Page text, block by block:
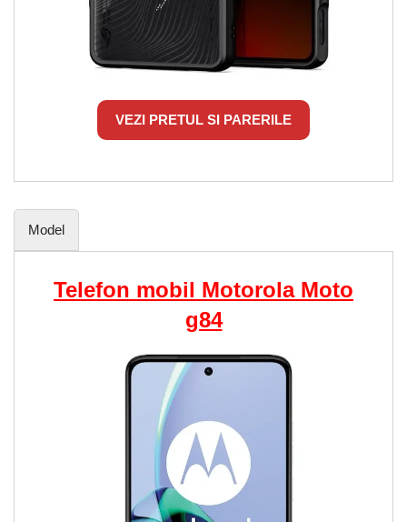
VEZI PRETUL SI PARERILE
Model
Telefon mobil Motorola Moto
g84